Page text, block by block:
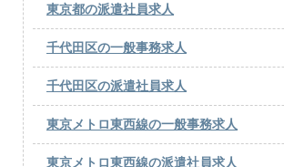
東京都の派遣社員求人
千代田区の一般事務求人
千代田区の派遣社員求人
東京メトロ東西線の一般事務求人
東京メトロ東西線の派遣社員求人